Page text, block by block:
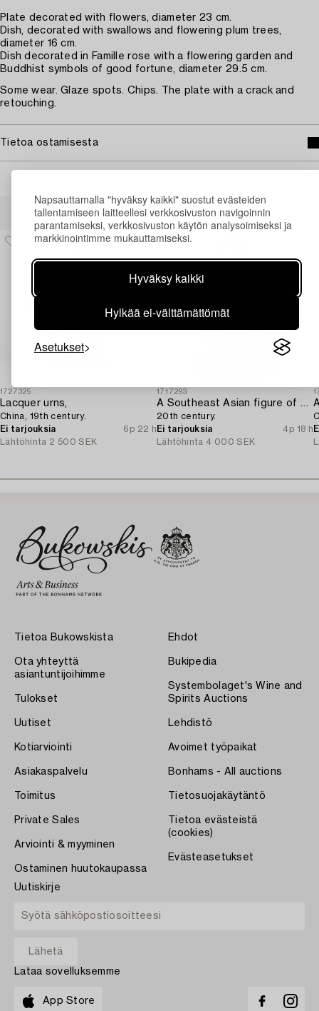
Napsauttamalla "hyväksy kaikki" suostut evästeiden
tallentamiseen laitteellesi verkkosivuston navigoinnin
parantamiseksi, verkkosivuston käytön analysoimiseksi ja
markkinointimme mukauttamiseksi.
Hyväksy kaikki
Hylkää ei-välttämättömät
Asetukset
Plate decorated with flowers, diameter 23 cm.
Dish, decorated with swallows and flowering plum trees,
diameter 16 cm.
Dish decorated in Famille rose with a flowering garden and
Buddhist symbols of good fortune, diameter 29.5 cm.
Some wear. Glaze spots. Chips. The plate with a crack and
retouching.
Tietoa ostamisesta
Muiden katsomia kohteita
1727325
Lacquer urns,
China, 19th century.
Ei tarjouksia
6p 22 h
Lähtöhinta 2 500 SEK
1717293
A Southeast Asian figure of a Buddha,
20th century.
Ei tarjouksia
4p 18 h
Lähtöhinta 4 000 SEK
Tietoa Bukowskista
Ota yhteyttä
asiantuntijoihimme
Tulokset
Uutiset
Kotiarviointi
Asiakaspalvelu
Toimitus
Private Sales
Arviointi & myyminen
Ostaminen huutokaupassa
Ehdot
Bukipedia
Systembolaget's Wine and
Spirits Auctions
Lehdistö
Avoimet työpaikat
Bonhams - All auctions
Tietosuojakäytäntö
Tietoa evästeistä
(cookies)
Evästeasetukset
Uutiskirje
Lataa sovelluksemme
App Store